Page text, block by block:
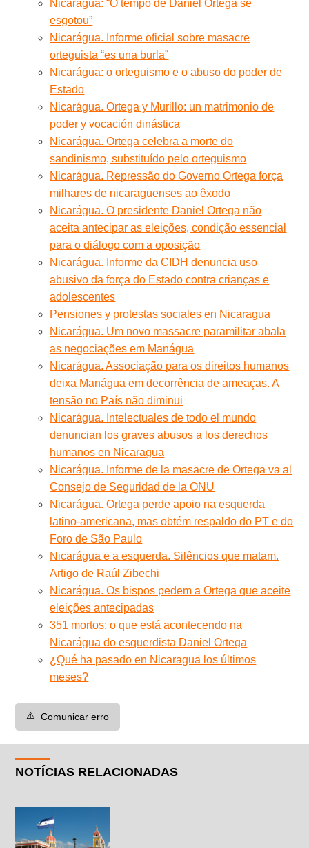
Nicarágua: “O tempo de Daniel Ortega se
esgotou”
Nicarágua. Informe oficial sobre masacre
orteguista “es una burla”
Nicarágua: o orteguismo e o abuso do poder de
Estado
Nicarágua. Ortega y Murillo: un matrimonio de
poder y vocación dinástica
Nicarágua. Ortega celebra a morte do
sandinismo, substituído pelo orteguismo
Nicarágua. Repressão do Governo Ortega força
milhares de nicaraguenses ao êxodo
Nicarágua. O presidente Daniel Ortega não
aceita antecipar as eleições, condição essencial
para o diálogo com a oposição
Nicarágua. Informe da CIDH denuncia uso
abusivo da força do Estado contra crianças e
adolescentes
Pensiones y protestas sociales en Nicaragua
Nicarágua. Um novo massacre paramilitar abala
as negociações em Manágua
Nicarágua. Associação para os direitos humanos
deixa Manágua em decorrência de ameaças. A
tensão no País não diminui
Nicarágua. Intelectuales de todo el mundo
denuncian los graves abusos a los derechos
humanos en Nicaragua
Nicarágua. Informe de la masacre de Ortega va al
Consejo de Seguridad de la ONU
Nicarágua. Ortega perde apoio na esquerda
latino-americana, mas obtém respaldo do PT e do
Foro de São Paulo
Nicarágua e a esquerda. Silêncios que matam.
Artigo de Raúl Zibechi
Nicarágua. Os bispos pedem a Ortega que aceite
eleições antecipadas
351 mortos: o que está acontecendo na
Nicarágua do esquerdista Daniel Ortega
¿Qué ha pasado en Nicaragua los últimos
meses?
⚠️ Comunicar erro
NOTÍCIAS RELACIONADAS